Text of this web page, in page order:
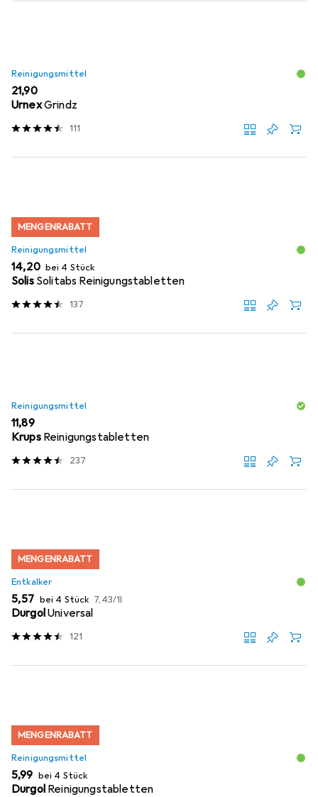
Reinigungsmittel
EUR
21,90
UrnexGrindz
111
MENGENRABATT
Reinigungsmittel
EUR
14,20 bei 4 Stück
Solis Solitabs Reinigungstabletten
137
Reinigungsmittel
EUR
11,89
Krups Reinigungstabletten
237
MENGENRABATT
Entkalker
EUR
5,57 bei 4 Stück EUR
7,43/1l
DurgolUniversal
121
MENGENRABATT
Reinigungsmittel
EUR
5,99 bei 4 Stück
Durgol Reinigungstabletten